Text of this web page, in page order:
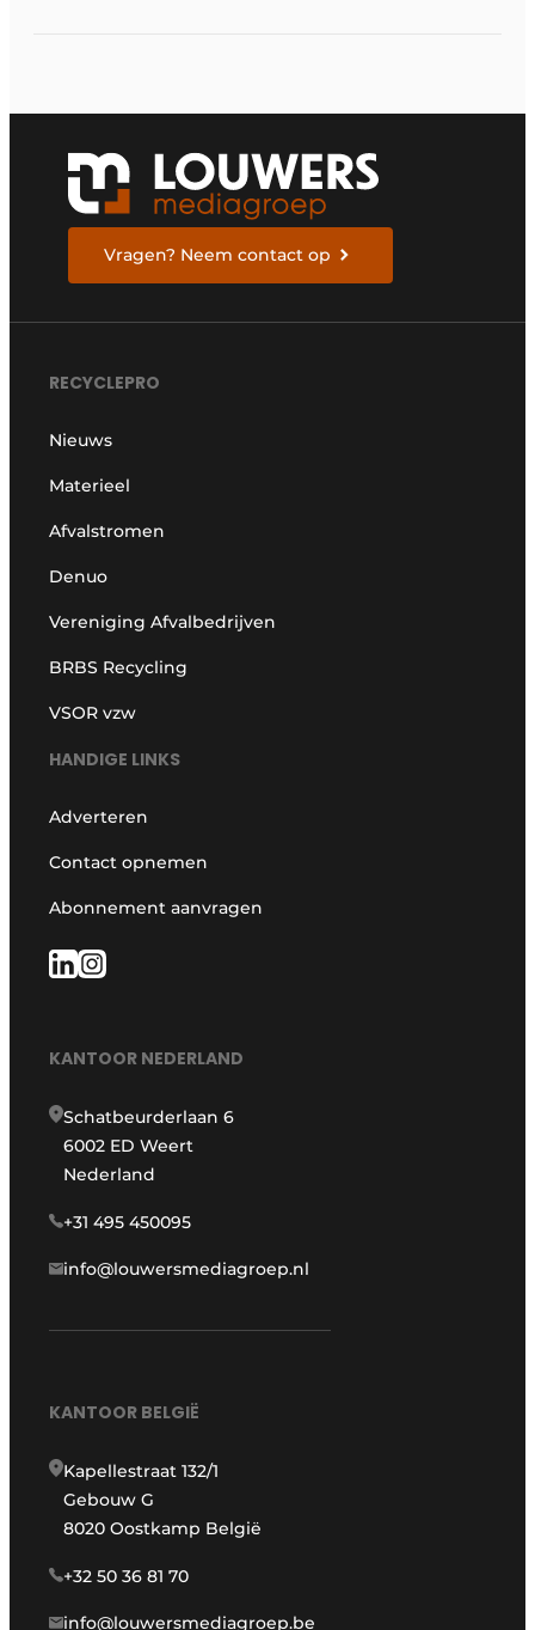
Vragen? Neem contact op
RECYCLEPRO
Nieuws
Materieel
Afvalstromen
Denuo
Vereniging Afvalbedrijven
BRBS Recycling
VSOR vzw
HANDIGE LINKS
Adverteren
Contact opnemen
Abonnement aanvragen
KANTOOR NEDERLAND
Schatbeurderlaan 6
6002 ED Weert
Nederland
+31 495 450095
info@louwersmediagroep.nl
KANTOOR BELGIË
Kapellestraat 132/1
Gebouw G
8020 Oostkamp België
+32 50 36 81 70
info@louwersmediagroep.be